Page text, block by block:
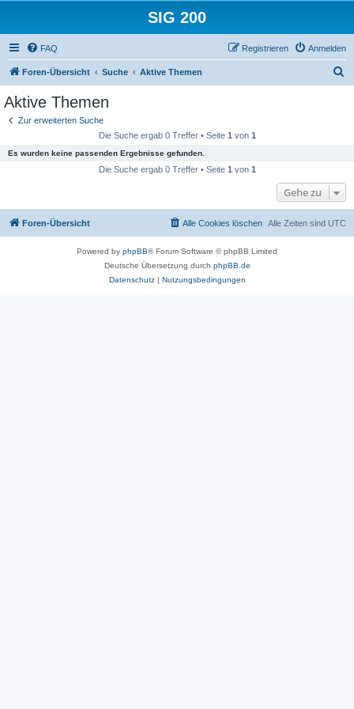
SIG 200
FAQ Anmelden
Registrieren
Foren-Übersicht Suche Aktive Themen
Aktive Themen
Zur erweiterten Suche
Die Suche ergab 0 Treffer • Seite 1 von 1
Es wurden keine passenden Ergebnisse gefunden.
Die Suche ergab 0 Treffer • Seite 1 von 1
Gehe zu
Foren-Übersicht Alle Zeiten sind UTC
Alle Cookies löschen
Powered by phpBB® Forum Software © phpBB Limited
Deutsche Übersetzung durch phpBB.de
Datenschutz| Nutzungsbedingungen